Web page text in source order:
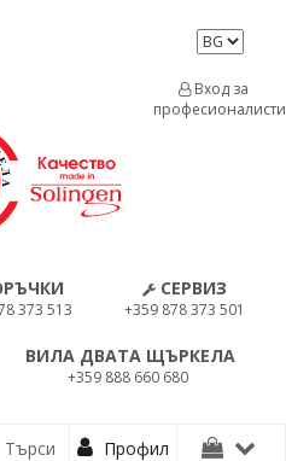
373 513
СЕРВИЗ
+359 878 373 501
ВИЛА ДВАТА ЩЪРКЕЛА
+359 888 660 680
Вход за
професионалисти
Търси Профил